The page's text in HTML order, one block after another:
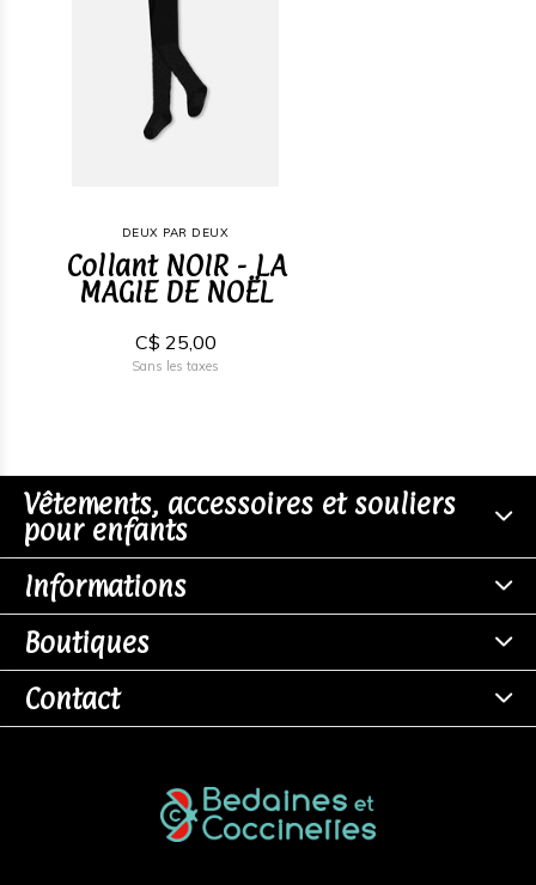
DEUX PAR DEUX
Collant NOIR - LA
MAGIE DE NOËL
C$ 25,00
Sans les taxes
Vêtements, accessoires et souliers
pour enfants
Informations
Boutiques
Contact